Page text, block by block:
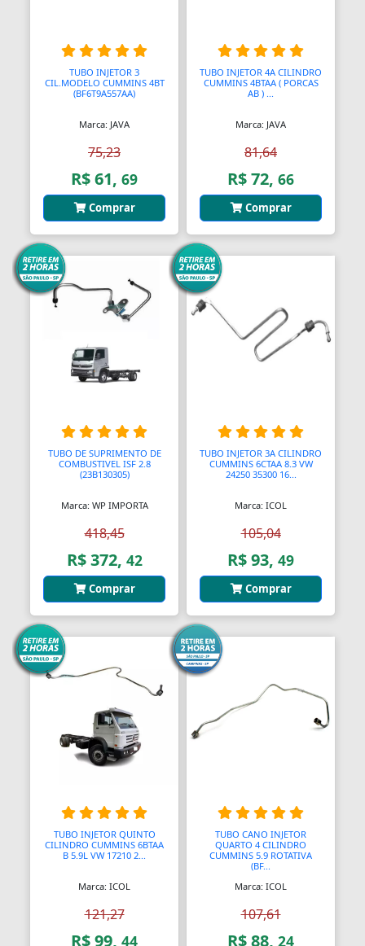
TUBO INJETOR 3
CIL.MODELO CUMMINS 4BT
(BF6T9A557AA)
Marca: JAVA
75,23
R$ 61, 69
Comprar
TUBO INJETOR 4A CILINDRO
CUMMINS 4BTAA ( PORCAS
AB ) ...
Marca: JAVA
81,64
R$ 72, 66
Comprar
TUBO DE SUPRIMENTO DE
COMBUSTIVEL ISF 2.8
(23B130305)
Marca: WP IMPORTA
418,45
R$ 372, 42
Comprar
TUBO INJETOR 3A CILINDRO
CUMMINS 6CTAA 8.3 VW
24250 35300 16...
Marca: ICOL
105,04
R$ 93, 49
Comprar
TUBO INJETOR QUINTO
CILINDRO CUMMINS 6BTAA
B 5.9L VW 17210 2...
Marca: ICOL
121,27
R$ 99, 44
TUBO CANO INJETOR
QUARTO 4 CILINDRO
CUMMINS 5.9 ROTATIVA
(BF...
Marca: ICOL
107,61
R$ 88, 24